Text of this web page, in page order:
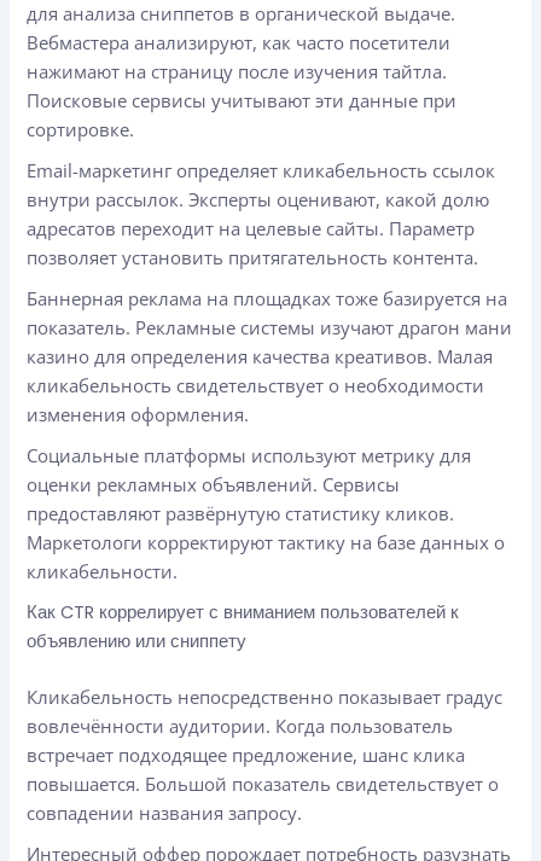
для анализа сниппетов в органической выдаче.
Вебмастера анализируют, как часто посетители
нажимают на страницу после изучения тайтла.
Поисковые сервисы учитывают эти данные при
сортировке.
Email-маркетинг определяет кликабельность ссылок
внутри рассылок. Эксперты оценивают, какой долю
адресатов переходит на целевые сайты. Параметр
позволяет установить притягательность контента.
Баннерная реклама на площадках тоже базируется на
показатель. Рекламные системы изучают драгон мани
казино для определения качества креативов. Малая
кликабельность свидетельствует о необходимости
изменения оформления.
Социальные платформы используют метрику для
оценки рекламных объявлений. Сервисы
предоставляют развёрнутую статистику кликов.
Маркетологи корректируют тактику на базе данных о
кликабельности.
Как CTR коррелирует с вниманием пользователей к
объявлению или сниппету
Кликабельность непосредственно показывает градус
вовлечённости аудитории. Когда пользователь
встречает подходящее предложение, шанс клика
повышается. Большой показатель свидетельствует о
совпадении названия запросу.
Интересный оффер порождает потребность разузнать